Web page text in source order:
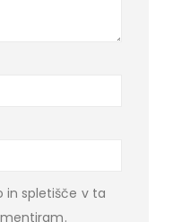
in spletišče v ta